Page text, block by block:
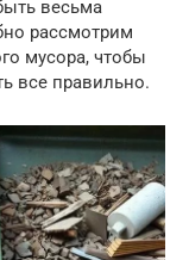
весьма
рассмотрим
мусора, чтобы
все правильно.